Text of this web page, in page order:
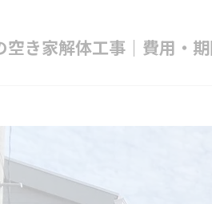
空き家解体工事｜費用・